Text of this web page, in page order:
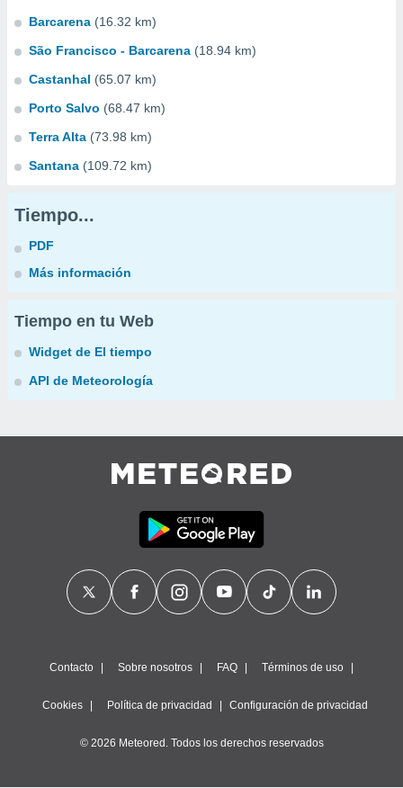
Barcarena (16.32 km)
São Francisco - Barcarena (18.94 km)
Castanhal (65.07 km)
Porto Salvo (68.47 km)
Terra Alta (73.98 km)
Santana (109.72 km)
Tiempo...
PDF
Más información
Tiempo en tu Web
Widget de El tiempo
API de Meteorología
Contacto Sobre nosotros FAQ Términos de uso
Cookies Política de privacidad Configuración de privacidad
© 2026 Meteored. Todos los derechos reservados